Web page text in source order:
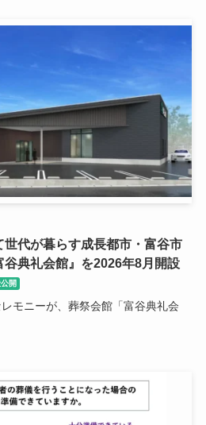
世代が暮らす成長都市・富谷市
典礼会館』を2026年8月開設
開
モニーが、葬祭会館「富谷典礼会